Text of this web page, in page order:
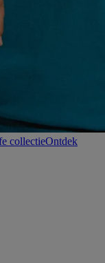
collectieOntdek